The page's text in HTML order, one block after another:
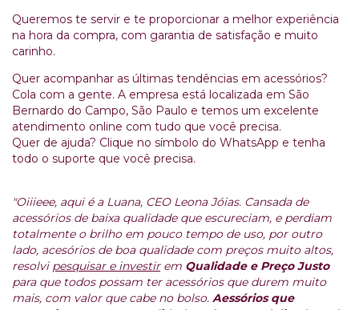
Queremos te servir e te proporcionar a melhor experiência
na hora da compra, com garantia de satisfação e muito
carinho.
Quer acompanhar as últimas tendências em acessórios?
Cola com a gente. A empresa está localizada em São
Bernardo do Campo, São Paulo e temos um excelente
atendimento online com tudo que você precisa.
Quer de ajuda? Clique no símbolo do WhatsApp e tenha
todo o suporte que você precisa.
"Oiiieee, aqui é a Luana, CEO Leona Jóias. Cansada de
acessórios de baixa qualidade que escureciam, e perdiam
totalmente o brilho em pouco tempo de uso, por outro
lado, acesórios de boa qualidade com preços muito altos,
resolvi pesquisar e investirem Qualidade e Preço Justo
para que todos possam ter acessórios que durem muito
mais, com valor que cabe no bolso. Aessórios que